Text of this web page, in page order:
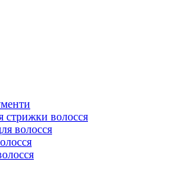
волосся
волосся